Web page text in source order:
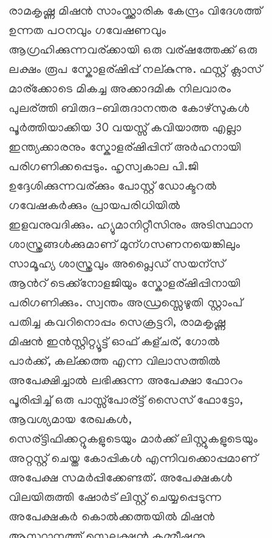
രാമകൃഷ്ണ മിഷ‍ന്‍ സാംസ്ക്കാരിക കേന്ദ്രം വിദേശത്ത്
ഉന്നത പഠനവും ഗവേഷണവും
ആഗ്രഹിക്കുന്നവര്ക്കായി ഒരു വര്ഷത്തേക്ക് ഒരു
ലക്ഷം രൂപ സ്കോളര്ഷിപ്പ് നല്കുന്നു. ഫസ്റ്റ് ക്ലാസ്
മാര്ക്കോടെ മികച്ച അക്കാദമിക നിലവാരം
പുലര്ത്തി ബിരുദ-ബിരുദാനന്തര കോഴ്സുകള്‍
പൂ‍ര്‍ത്തിയാക്കിയ 30 വയസ്സ് കവിയാത്ത എല്ലാ
ഇന്ത്യക്കാരനും സ്കോളര്ഷിപ്പിന് അ‍ര്‍ഹനായി
പരിഗണിക്കപ്പെടും. ഹൃസ്വകാല പി.ജി
ഉദ്ദേശിക്കുന്നവര്ക്കും പോസ്റ്റ് ഡോക്ടറല്‍
ഗവേഷക‍ര്‍ക്കും പ്രായപരിധിയില്‍
ഇളവനുവദിക്കും. ഹ്യുമാനിറ്റീസിനും അടിസ്ഥാന
ശാസ്ത്രങ്ങ‍ള്‍ക്കുമാണ് മുന്ഗസണനയെങ്കിലും
സാമൂഹ്യ ശാസ്ത്രവും അപ്ലൈഡ് സയന്സ്
ആ‍ന്‍റ് ടെക്ക്നോളജിയും സ്കോളര്ഷിപ്പിനായി
പരിഗണിക്കും. സ്വന്തം അഡ്രസ്സെഴുതി സ്റ്റാംപ്
പതിച്ച കവറിനൊപ്പം സെക്രട്ടറി, രാമകൃഷ്ണ
മിഷന്‍ ഇ‍ന്‍സ്റ്റിറ്റ്യൂട്ട് ഓഫ് കള്ചര്, ഗോല്‍
പാ‍ര്‍ക്ക്, കല്ക്കത്ത എന്ന വിലാസത്തി‍ല്‍
അപേക്ഷിച്ചാ‍ല്‍ ലഭിക്കുന്ന അപേക്ഷാ ഫോറം
പൂരിപ്പിച്ച് ഒരു പാസ്സ്പോര്ട്ട് സൈസ് ഫോട്ടോ,
ആവശ്യമായ രേഖകള്‍,
സെര്ട്ടിഫിക്കറ്റുകളുടെയും മാ‍ര്‍ക്ക് ലിസ്റ്റുകളുടെയും
അറ്റസ്റ്റ് ചെയ്ത കോപ്പിക‍ള്‍ എന്നിവക്കൊപ്പമാണ്
അപേക്ഷ സമ‍ര്‍പ്പിക്കേണ്ടത്. അപേക്ഷകള്‍
വിലയിരുത്തി ഷോ‍ര്‍ട് ലിസ്റ്റ് ചെയ്യപ്പെടുന്ന
അപേക്ഷകര്‍ കൊ‍ല്‍ക്കത്തയി‍ല്‍ മിഷ‍ന്‍